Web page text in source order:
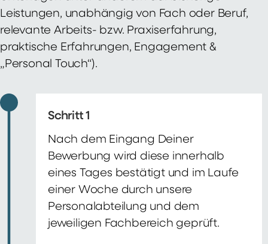
Leistungen, unabhängig von Fach oder Beruf,
relevante Arbeits- bzw. Praxiserfahrung,
praktische Erfahrungen, Engagement &
„Personal Touch“).
Schritt 1
Nach dem Eingang Deiner
Bewerbung wird diese innerhalb
eines Tages bestätigt und im Laufe
einer Woche durch unsere
Personalabteilung und dem
jeweiligen Fachbereich geprüft.